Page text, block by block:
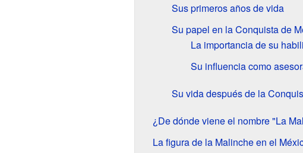
Sus primeros años de vida
Su papel en la Conquista de
La importancia de su
Su influencia como
Su vida después de la
¿De dónde viene el nombre "La
La figura de la Malinche en el